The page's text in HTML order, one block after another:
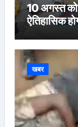
10 अगस्त को
ऐतिहासिक
खबर